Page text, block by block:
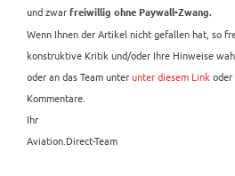
und zwar freiwillig ohne Paywall-Zwang.
Wenn Ihnen der Artikel nicht gefallen hat, so
konstruktive Kritik und/oder Ihre Hinweise
oder an das Team unterunter diesem Link
Kommentare.
Ihr
Aviation.Direct-Team